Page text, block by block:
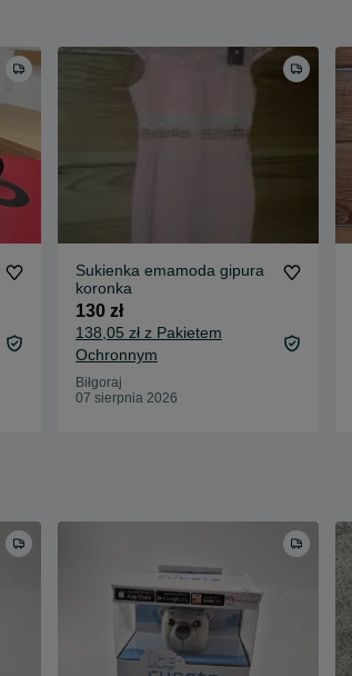
Sukienka emamoda gipura
koronka
130 zł
138,05 zł z Pakietem
Ochronnym
Biłgoraj
07 sierpnia 2026